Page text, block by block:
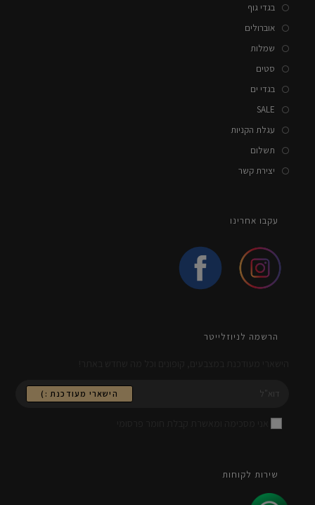
בגדי גוף
אוברולים
שמלות
סטים
בגדי ים
SALE
עגלת הקניות
תשלום
יצירת קשר
עקבו אחרינו
הרשמה לניוזלייטר
הישארי מעודכנת :)
שירות לקוחות